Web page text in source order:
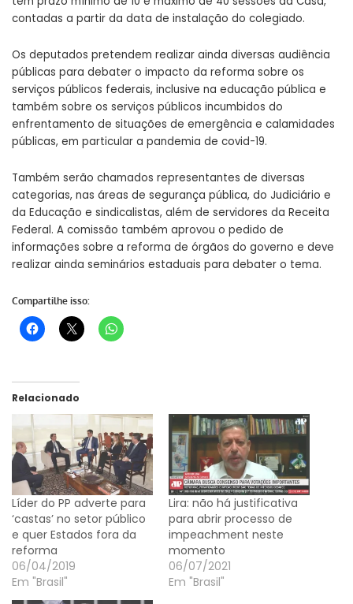
contadas a partir da data de instalação do colegiado.
Os deputados pretendem realizar ainda diversas audiência
públicas para debater o impacto da reforma sobre os
serviços públicos federais, inclusive na educação pública e
também sobre os serviços públicos incumbidos do
enfrentamento de situações de emergência e calamidades
públicas, em particular a pandemia de covid-19.
Também serão chamados representantes de diversas
categorias, nas áreas de segurança pública, do Judiciário e
da Educação e sindicalistas, além de servidores da Receita
Federal. A comissão também aprovou o pedido de
informações sobre a reforma de órgãos do governo e deve
realizar ainda seminários estaduais para debater o tema.
Compartilhe isso:
Relacionado
Líder do PP adverte para
‘castas’ no setor público
e quer Estados fora da
reforma
06/04/2019
Em "Brasil"
Lira: não há justificativa
para abrir processo de
impeachment neste
momento
06/07/2021
Em "Brasil"